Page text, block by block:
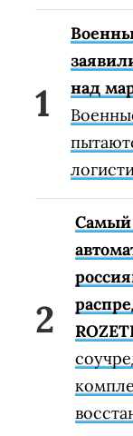
над
Самый